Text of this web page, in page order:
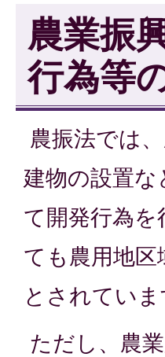
農業振
行為等
農振法では
建物の設置
て開発行為
ても農用地
とされてい
ただし、農